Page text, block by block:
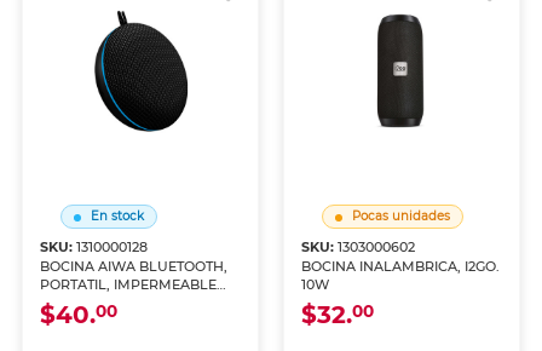
En stock
SKU:1310000128
BOCINA AIWA BLUETOOTH,
PORTATIL, IMPERMEABLE
AWF20BT
$40.00
Pocas unidades
SKU: 1303000602
BOCINA INALAMBRICA, I2GO.
10W
$32.00